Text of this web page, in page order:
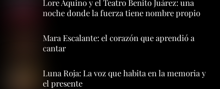
Lore Aquino y el Teatro Benito Juárez: una
noche donde la fuerza tiene nombre propio
Mara Escalante: el corazón que aprendió a
cantar
Luna Roja: La voz que habita en la memoria y
el presente